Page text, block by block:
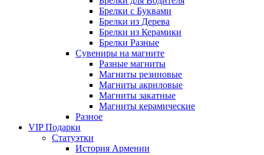
Брелки с Буквами
Брелки из Дерева
Брелки из Керамики
Брелки Разные
Сувениры на магните
Разные магниты
Магниты резиновые
Магниты акриловые
Магниты закатные
Магниты керамические
Разное
VIP Подарки
Статуэтки
История Армении